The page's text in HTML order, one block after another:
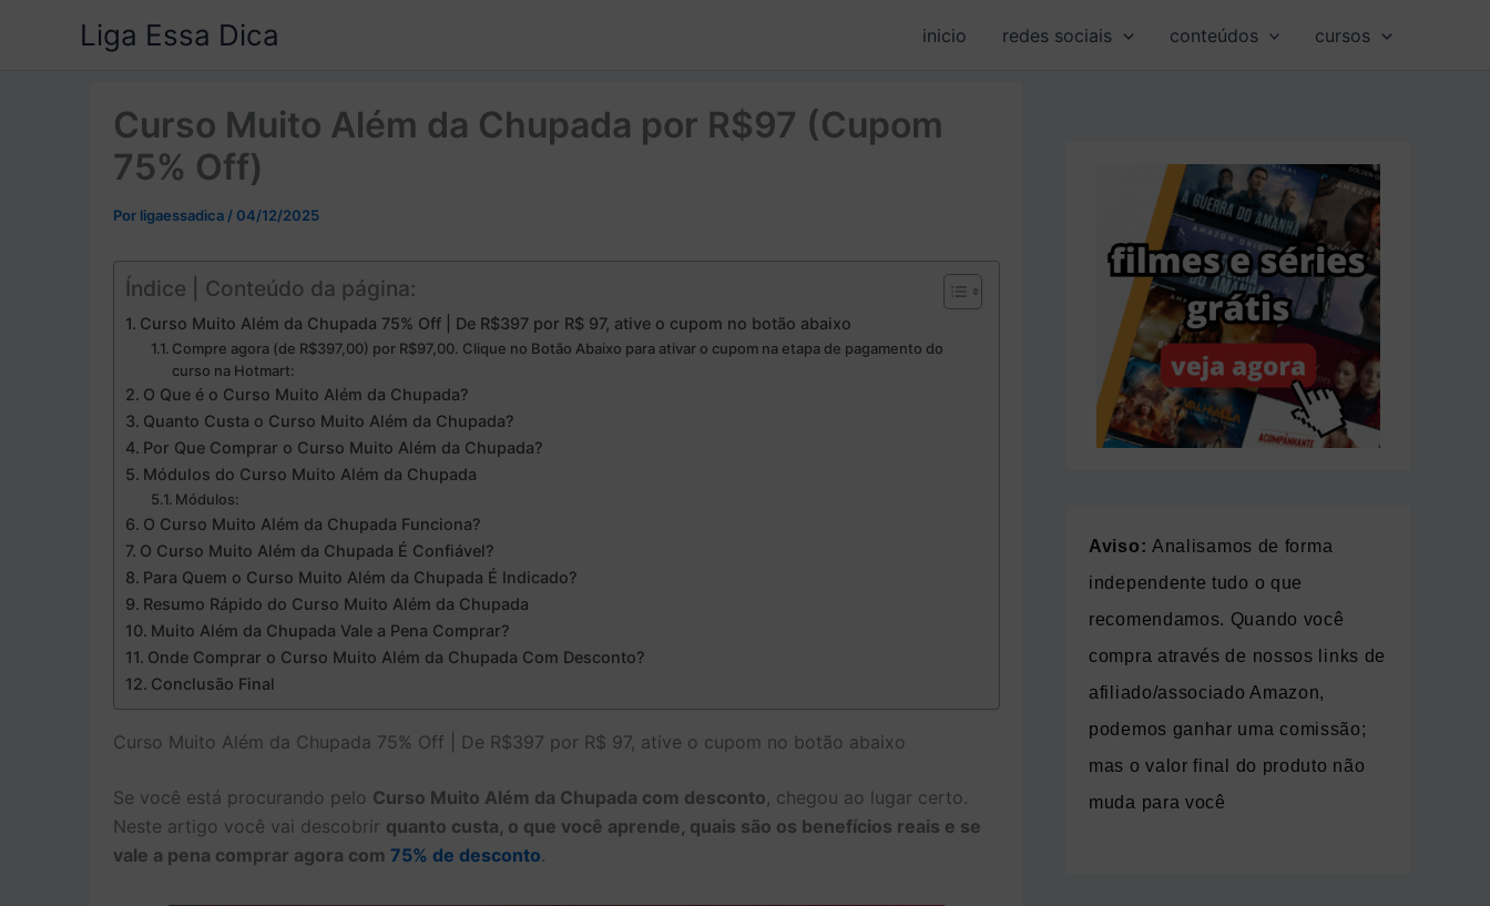
Liga Essa Dica inicio redes sociais conteúdos cursos
Curso Muito Além da Chupada por R$97 (Cupom
75% Off)
Por ligaessadica / 04/12/2025
Índice | Conteúdo da página:
Curso Muito Além da Chupada 75% Off | De R$397 por R$ 97, ative o cupom no botão abaixo
Compre agora (de R$397,00) por R$97,00. Clique no Botão Abaixo para ativar o cupom na etapa de pagamento do
curso na Hotmart:
O Que é o Curso Muito Além da Chupada?
Quanto Custa o Curso Muito Além da Chupada?
Por Que Comprar o Curso Muito Além da Chupada?
Módulos do Curso Muito Além da Chupada
Módulos:
O Curso Muito Além da Chupada Funciona?
O Curso Muito Além da Chupada É Confiável?
Para Quem o Curso Muito Além da Chupada É Indicado?
Resumo Rápido do Curso Muito Além da Chupada
Muito Além da Chupada Vale a Pena Comprar?
Onde Comprar o Curso Muito Além da Chupada Com Desconto?
Conclusão Final
Curso Muito Além da Chupada 75% Off | De R$397 por R$ 97, ative o cupom no botão abaixo
Se você está procurando pelo Curso Muito Além da Chupada com desconto, chegou ao lugar certo.
Neste artigo você vai descobrir quanto custa, o que você aprende, quais são os benefícios reais e se
vale a pena comprar agora com 75% de desconto.
Aviso: Analisamos de forma
independente tudo o que
recomendamos. Quando você
compra através de nossos links de
afiliado/associado Amazon,
podemos ganhar uma comissão;
mas o valor final do produto não
muda para você